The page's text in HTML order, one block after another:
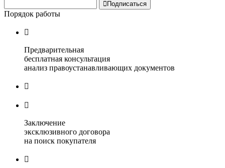
 Подписаться
Порядок работы

Предварительная
бесплатная консультация
анализ правоустанавливающих документов


Заключение
эксклюзивного договора
на поиск покупателя
